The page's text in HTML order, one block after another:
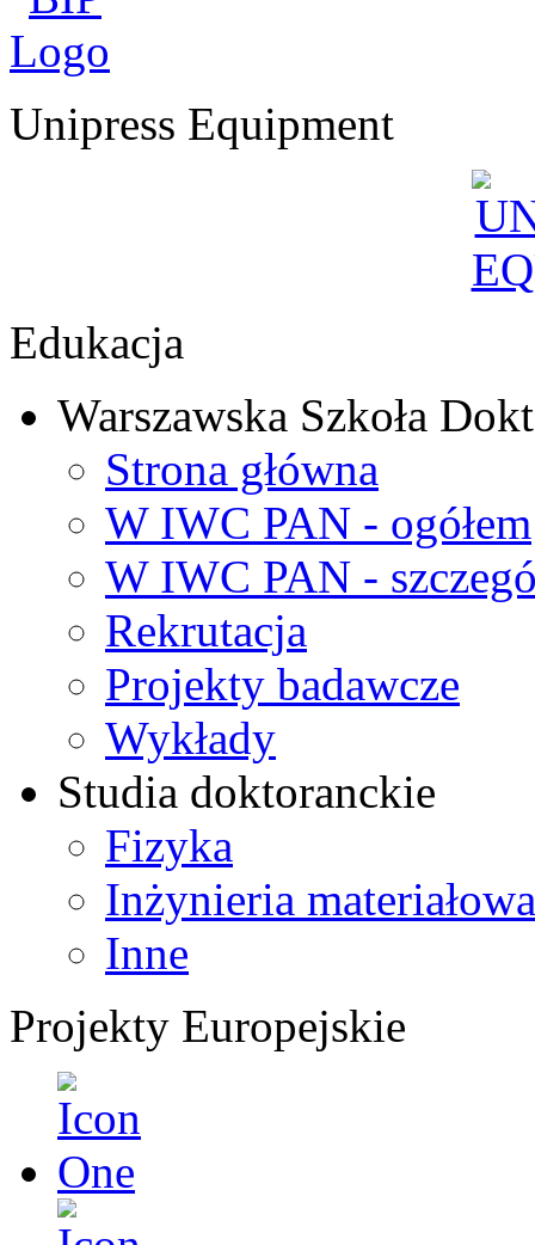
Unipress Equipment
Edukacja
Warszawska Szkoła
Strona główna
W IWC PAN - ogółem
W IWC PAN -
Rekrutacja
Projekty badawcze
Wykłady
Studia doktoranckie
Fizyka
Inżynieria materiałowa
Inne
Projekty Europejskie